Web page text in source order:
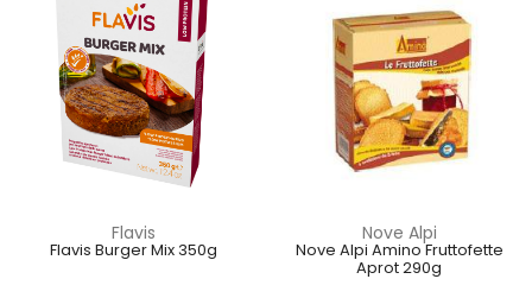
Flavis
Flavis Burger Mix 350g
Nove Alpi
Nove Alpi Amino Fruttofette
Aprot 290g